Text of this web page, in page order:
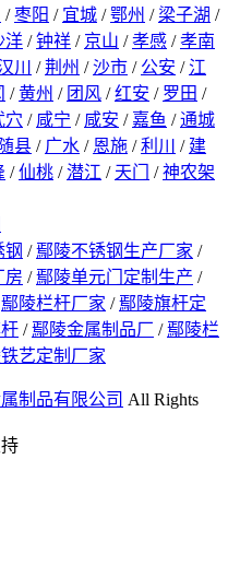
/枣阳 / 宜城 /鄂州 / 梁子湖 /
洋 /钟祥 / 京山 /孝感 /孝南
川 /荆州 /沙市 / 公安 / 江
/黄州 / 团风 /红安 / 罗田 /
穴 / 咸宁 / 咸安 / 嘉鱼 /通城
随县 / 广水 / 恩施 /利川 / 建
/仙桃 /潜江 / 天门 /神农架
钢 /鄢陵不锈钢生产厂家 /
房 /鄢陵单元门定制生产 /
鄢陵栏杆厂家 /鄢陵旗杆定
/鄢陵金属制品厂 /鄢陵栏
艺定制厂家
制品有限公司 All Rights